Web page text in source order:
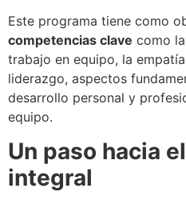
Este programa tiene como
competencias clave como
trabajo en equipo, la
liderazgo, aspectos
desarrollo personal y
equipo.
Un paso hacia
integral